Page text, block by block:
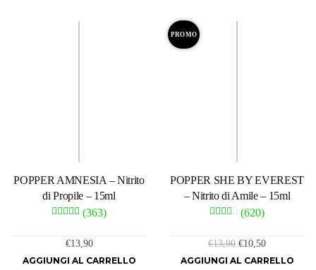
POPPER AMNESIA – Nitrito
di Propile – 15ml
(363)
€13,90
AGGIUNGI AL CARRELLO
PROMO
POPPER SHE BY EVEREST
– Nitrito di Amile – 15ml
(620)
€13,90 Il
prezzo
€10,50Il
prezzo
AGGIUNGI AL CARRELLO